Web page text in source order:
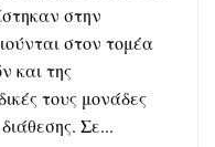
στην
στον τομέα
και της
τους μονάδες
Σε...